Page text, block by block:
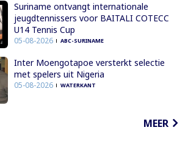
Suriname ontvangt internationale
jeugdtennissers voor BAITALI COTECC
U14 Tennis Cup
05-08-2026 ABC-SURINAME
Inter Moengotapoe versterkt selectie
met spelers uit Nigeria
05-08-2026 WATERKANT
MEER